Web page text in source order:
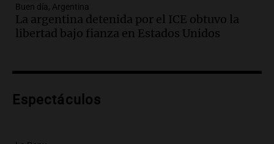
Audio.Altas Cumbres: rescataron a una
cabra que llevaba ocho días atrapada en
un precipicio
ante la detención y deportación en
Buen día, Argentina
La argentina detenida por el ICE obtuvo la
libertad bajo fianza en Estados Unidos
Espectáculos